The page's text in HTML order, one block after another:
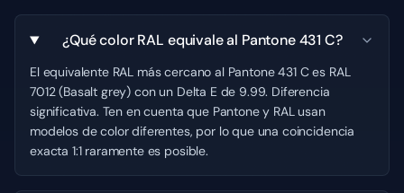
¿Qué color RAL equivale al Pantone 431 C?
El equivalente RAL más cercano al Pantone 431 C es RAL
7012 (Basalt grey) con un Delta E de 9.99. Diferencia
significativa. Ten en cuenta que Pantone y RAL usan
modelos de color diferentes, por lo que una coincidencia
exacta 1:1 raramente es posible.